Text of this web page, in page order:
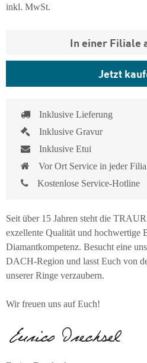
inkl. MwSt.
In einer Filiale
Jetzt
Inklusive Lieferung
Inklusive Gravur
Inklusive Etui
Vor Ort Service in jeder
Kostenlose Service-Hotline
Seit über 15 Jahren steht die
exzellente Qualität und hochwertige
Diamantkompetenz. Besucht eine
DACH-Region und lasst Euch von
unserer Ringe verzaubern.
Wir freuen uns auf Euch!